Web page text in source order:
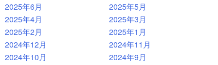
2025年6月
2025年5月
2025年4月
2025年3月
2025年2月
2025年1月
2024年12月
2024年11月
2024年10月
2024年9月